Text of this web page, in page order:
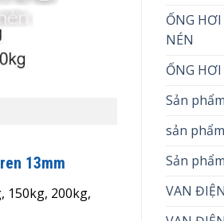
13mm
150kg, 200kg,
ỐNG
NÉN
ỐNG
Sản
sản
Sản
VAN